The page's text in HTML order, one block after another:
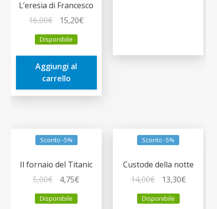
L’eresia di Francesco
16,00€
prezzo
originale
era:
16,00€.
15,20€
è:
Disponibile
Aggiungi al
carrello
Sconto -5%
Il fornaio del Titanic
5,00€
prezzo
originale
4,75€
Disponibile
Sconto -5%
Custode della notte
14,00€
prezzo
originale
13,30€Il
Disponibile